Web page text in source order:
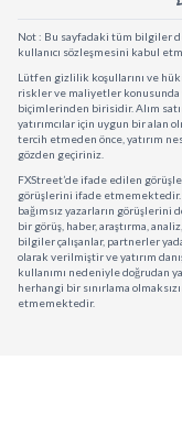
Not : Bu sayfadaki tüm bilgiler
kullanıcı sözleşmesini kabul
Lütfen gizlilik koşullarını ve
riskler ve maliyetler konusunda
biçimlerinden birisidir. Alım
yatırımcılar için uygun bir alan
tercih etmeden önce, yatırım
gözden geçiriniz.
FXStreet’de ifade edilen
görüşlerini ifade
bağımsız yazarların
bir görüş, haber, araştırma,
bilgiler çalışanlar, partnerler
olarak verilmiştir ve yatırım
kullanımı nedeniyle doğrudan
herhangi bir sınırlama
etmemektedir.